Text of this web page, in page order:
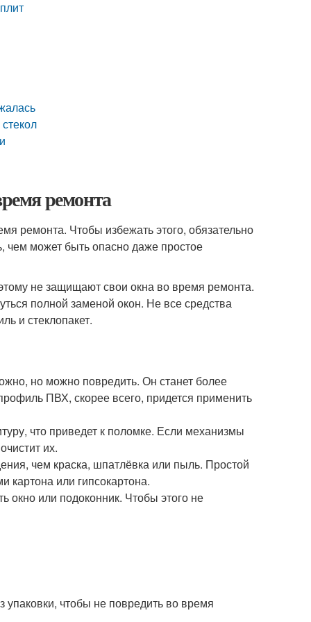
ремонта
ремонта. Чтобы избежать этого, обязательно
чем может быть опасно даже простое
не защищают свои окна во время ремонта.
полной заменой окон. Не все средства
и стеклопакет.
но можно повредить. Он станет более
ПВХ, скорее всего, придется применить
что приведет к поломке. Если механизмы
их.
чем краска, шпатлёвка или пыль. Простой
картона или гипсокартона.
или подоконник. Чтобы этого не
чтобы не повредить во время